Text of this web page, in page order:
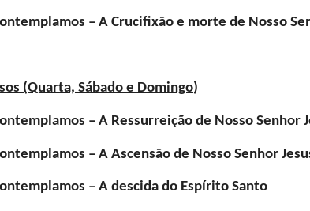
– A Crucifixão e morte de Nosso
(Quarta, Sábado e Domingo)
– A Ressurreição de Nosso Senhor
– A Ascensão de Nosso Senhor
– A descida do Espírito Santo